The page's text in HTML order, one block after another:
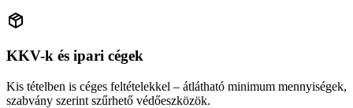
KKV-k és ipari cégek
Kis tételben is céges feltételekkel – átlátható minimum mennyiségek,
szabvány szerint szűrhető védőeszközök.